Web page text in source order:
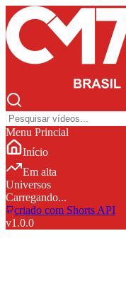
Menu Princial
Início
Em alta
Universos
Carregando...
criado com Shorts API
v1.0.0